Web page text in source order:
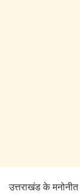
उत्तराखंड के मनोनीत